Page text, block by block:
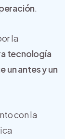
.
la
tecnología
un antes y un
con la